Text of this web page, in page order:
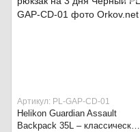
Артикул: PL-GAP-CD-01
Helikon Guardian Assault
Backpack 35L – классический